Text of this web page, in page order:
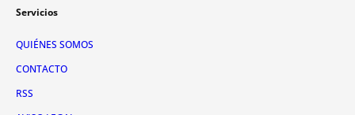
Servicios
QUIÉNES SOMOS
CONTACTO
RSS